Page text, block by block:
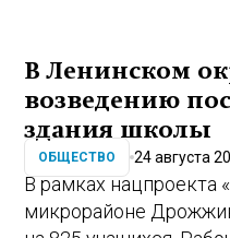
В Ленинском
возведению
здания школы
ОБЩЕСТВО 24 августа
В рамках нацпроекта
микрорайоне